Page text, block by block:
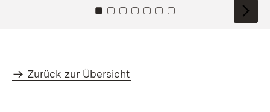
Zu Kachel: 0
Zu Kachel: 1
Zu Kachel: 2
Zu Kachel: 3
Zu Kachel: 4
Zu Kachel: 5
Zu Kachel: 6
Zurück zur Übersicht